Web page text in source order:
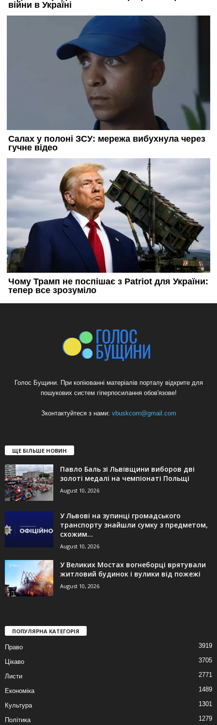
Голос Бущини. При копіюванні матеріалів порталу відкрите для
пошукових систем гіперпосилання обов'язове!
Зконтактуйтеся з нами: vbuskcom@gmail.com
ЩЕ БІЛЬШЕ НОВИН
Павло Баль зі Львівщини виборов дві
золоті медалі на чемпіонаті Польщі
August 10, 2026
У Львові на зупинці громадського
транспорту знайшли сумку з предметом,
схожим...
August 10, 2026
У Великих Мостах вогнеборці врятували
житловий будинок і вулики від пожежі
August 10, 2026
ПОПУЛЯРНА КАТЕГОРІЯ
Право 3919
Цікаво 3705
Листи 2771
Економіка 1489
Культура 1301
Політика 1279